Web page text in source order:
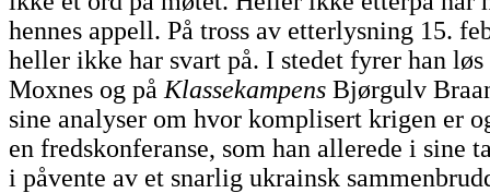
hennes appell. På tross av etterlysning 15.
heller ikke har svart på. I stedet fyrer han
Moxnes og på Klassekampens Bjørgulv
sine analyser om hvor komplisert krigen er
en fredskonferanse, som han allerede i sine
i påvente av et snarlig ukrainsk